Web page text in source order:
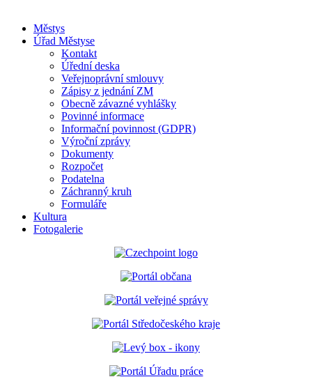
Městys
Úřad Městyse
Kontakt
Úřední deska
Veřejnoprávní smlouvy
Zápisy z jednání ZM
Obecně závazné vyhlášky
Povinné informace
Informační povinnost (GDPR)
Výroční zprávy
Dokumenty
Rozpočet
Podatelna
Záchranný kruh
Formuláře
Kultura
Fotogalerie